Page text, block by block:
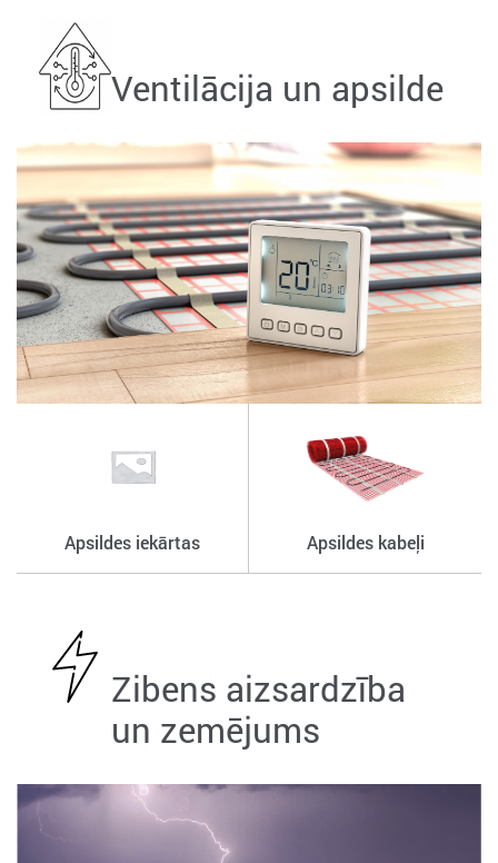
Ventilācija un apsilde
Apsildes iekārtas Apsildes kabeļi
Zibens aizsardzība
un zemējums